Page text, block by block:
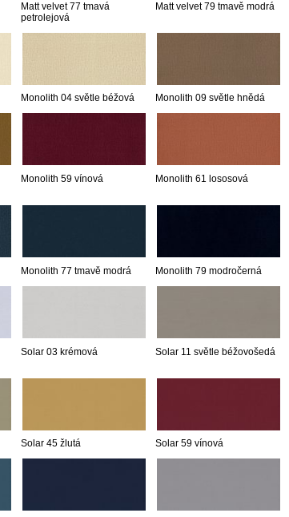
Matt velvet 77 tmavá
petrolejová
Matt velvet 79 tmavě modrá
Monolith 04 světle béžová Monolith 09 světle hnědá
Monolith 59 vínová Monolith 61 lososová
Monolith 77 tmavě modrá Monolith 79 modročerná
Solar 03 krémová Solar 11 světle béžovošedá
Solar 45 žlutá Solar 59 vínová